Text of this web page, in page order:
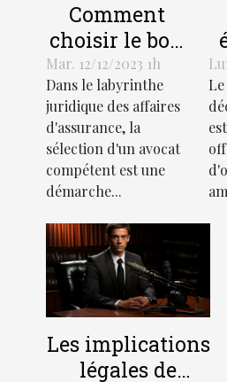
Comment
choisir le bon
avocat pour
votre affaire
d'assurance
Mar. 12/12/2023 1h
Dans le labyrinthe
juridique des affaires
d'assurance, la
sélection d'un avocat
compétent est une
démarche...
Les implications
légales de